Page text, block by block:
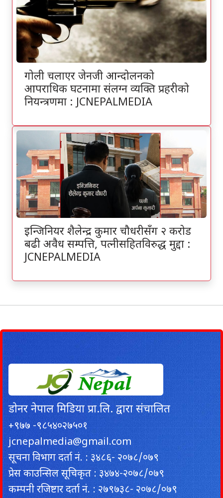
गोली चलाएर जेनजी आन्दोलनको
आपराधिक घटनामा संलग्न व्यक्ति प्रहरीको
नियन्त्रणमा : JCNEPALMEDIA
इन्जिनियर शैलेन्द्र कुमार चौधरीसँग २ करोड
बढी अवैध सम्पत्ति, पत्नीसहितविरुद्ध मुद्दा :
JCNEPALMEDIA
डाेनर नेपाल मिडिया प्रा.लि. द्वारा संचालित
+९७७ -९८५४०२७५०१
jcnepalmedia@gmail.com
सूचना विभाग दर्ता नं. : ३४८६- २०७८/०७९
प्रेस काउन्सिल सूचिकृत : ३४७४-२०७८/०७९
कम्पनी रजिष्टार दर्ता नं. : २७९७३८- २०७८/०७९